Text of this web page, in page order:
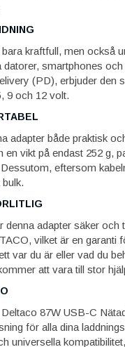
kraftfull, men också
datorer, smartphones
(PD), erbjuder den
9 och 12 volt.
adapter både praktisk
en vikt på endast 252 g,
eftersom
denna adapter säker och
vilket är en garanti
var du är eller vad du
att vara till stor
87W USB-C
för alla dina
universella